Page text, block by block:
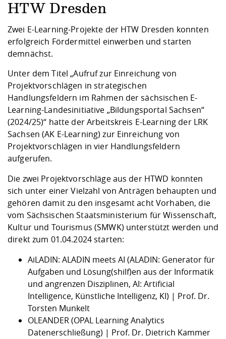
und Physik
Digitales Lernen
Jobs, Praktika,
Lebenslagen
Studentenwerk
Angebote der
Arbeit
Career Service
Lehren,
Weiterbilden im
Formulare und
Internationale
Formulare und
Klimaschutz &
Förderverein
Landbau/
Maschinenbau
Angebote für
Kontakt und Anfahrt
Qualitätssicherung
HTW Dresden
Zwei E-Learning-Projekte der HTW Dresden konnten
erfolgreich Fördermittel einwerben und starten
demnächst.
Unter dem Titel „Aufruf zur Einreichung von
Projektvorschlägen in strategischen
Handlungsfeldern im Rahmen der sächsischen E-
Learning-Landesinitiative „Bildungsportal Sachsen“
(2024/25)“ hatte der Arbeitskreis E-Learning der LRK
Sachsen (AK E-Learning) zur Einreichung von
Projektvorschlägen in vier Handlungsfeldern
aufgerufen.
Die zwei Projektvorschläge aus der HTWD konnten
sich unter einer Vielzahl von Anträgen behaupten und
gehören damit zu den insgesamt acht Vorhaben, die
vom Sächsischen Staatsministerium für Wissenschaft,
Kultur und Tourismus (SMWK) unterstützt werden und
direkt zum 01.04.2024 starten:
AiLADIN: ALADIN meets AI (ALADIN: Generator für
Aufgaben und Lösung(shilf)en aus der Informatik
und angrenzen Disziplinen, AI: Artificial
Intelligence, Künstliche Intelligenz, KI) | Prof. Dr.
Torsten Munkelt
OLEANDER (OPAL Learning Analytics
Datenerschließung) | Prof. Dr. Dietrich Kammer